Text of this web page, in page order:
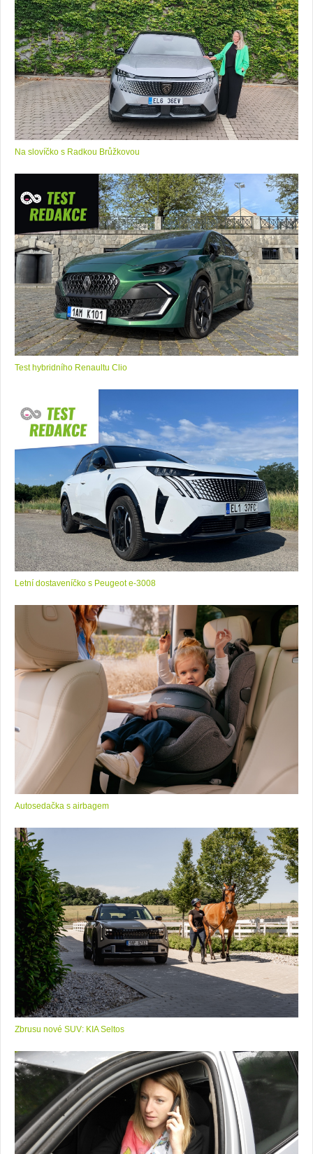
Na slovíčko s Radkou Brůžkovou
Test hybridního Renaultu Clio
Letní dostaveníčko s Peugeot e-3008
Autosedačka s airbagem
Zbrusu nové SUV: KIA Seltos